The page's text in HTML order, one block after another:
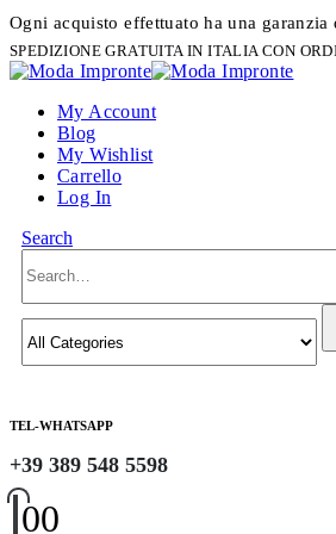
Ogni acquisto effettuato ha una
SPEDIZIONE GRATUITA IN ITALIA CON
My Account
Blog
My Wishlist
Carrello
Log In
Search
TEL-WHATSAPP
+39 389 548 5598
00